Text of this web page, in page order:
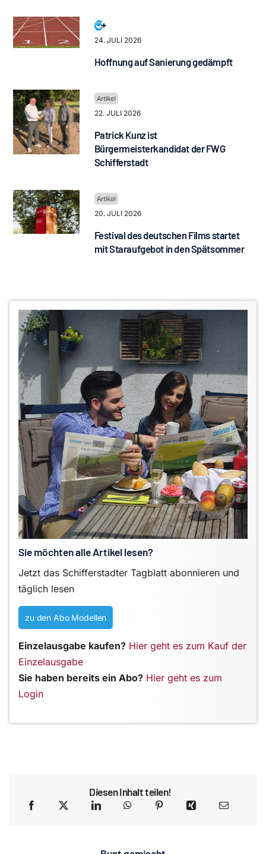
24. JULI 2026
Hoffnung auf Sanierung gedämpft
22. JULI 2026
Patrick Kunz ist
Bürgermeisterkandidat der FWG
Schifferstadt
20. JULI 2026
Festival des deutschen Films startet
mit Staraufgebot in den Spätsommer
Sie möchten alle Artikel lesen?
Jetzt das Schifferstadter Tagblatt abonnieren und
täglich lesen
zu den Abo Modellen
Einzelausgabe kaufen? Hier geht es zum Kauf der
Einzelausgabe
Sie haben bereits ein Abo? Hier geht es zum
Login
Diesen Inhalt teilen!